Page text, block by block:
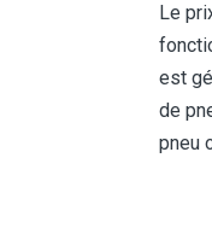
Le
est
de
pneu